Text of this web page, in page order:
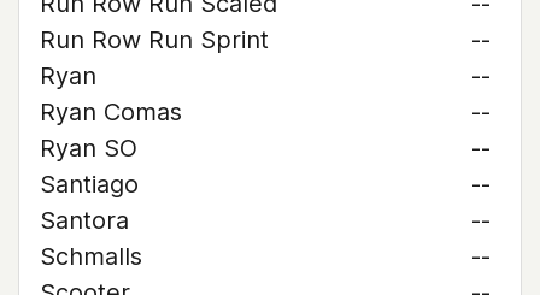
Run Row Run Sprint
--
Ryan
--
Ryan Comas
--
Ryan SO
--
Santiago
--
Santora
--
Schmalls
--